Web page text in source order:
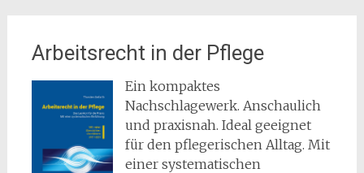
Arbeitsrecht in der Pflege
Ein kompaktes
Nachschlagewerk. Anschaulich
und praxisnah. Ideal geeignet
für den pflegerischen Alltag. Mit
einer systematischen